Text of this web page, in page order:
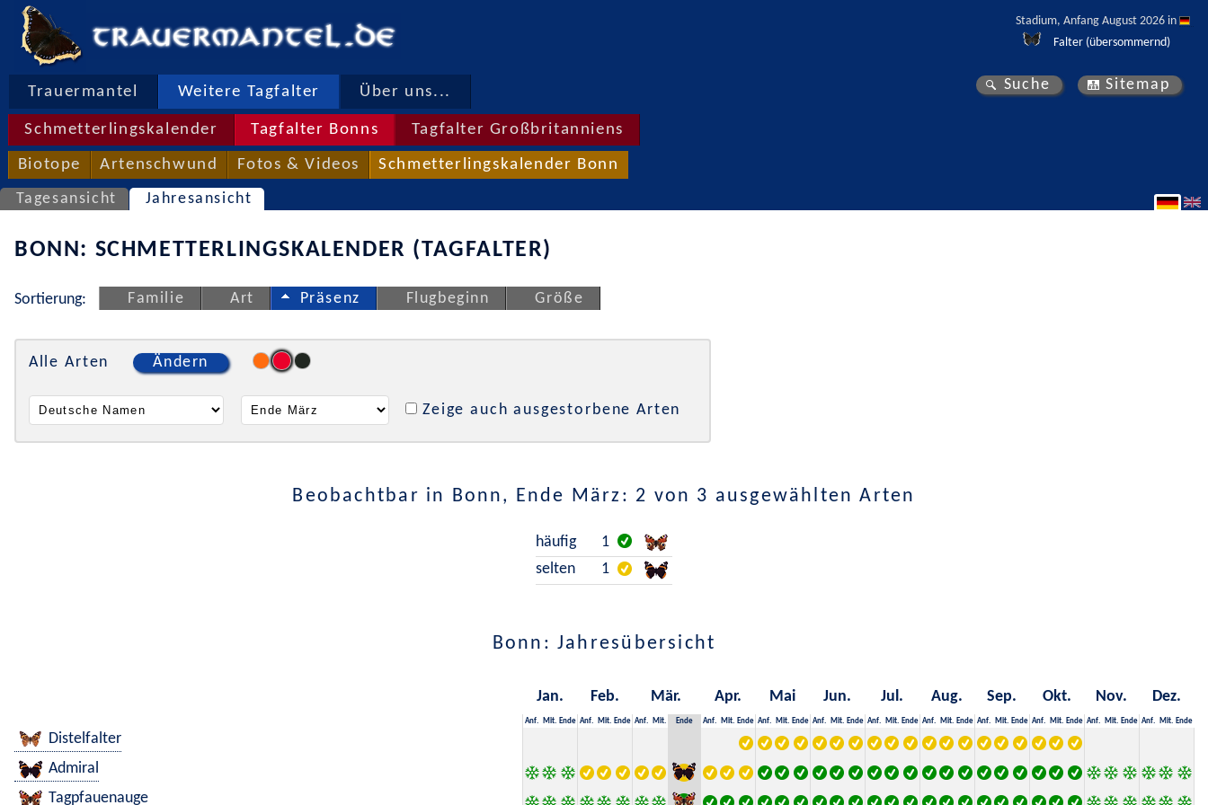
Stadium, Anfang August 2026 in
Falter (übersommernd)
Trauermantel Weitere Tagfalter Über uns...
Schmetterlingskalender Tagfalter Bonns Tagfalter Großbritanniens
Biotope Artenschwund Fotos & Videos Schmetterlingskalender Bonn
Suche Sitemap
Tagesansicht Jahresansicht
BONN: SCHMETTERLINGSKALENDER (TAGFALTER)
Sortierung: Familie Art Präsenz Flugbeginn Größe
Alle Arten Ändern
Zeige auch ausgestorbene Arten
Beobachtbar in Bonn, Ende März: 2 von 3 ausgewählten Arten
häufig
1
selten
1
Bonn: Jahresübersicht
Jan. Feb. Mär. Apr. Mai Jun. Jul. Aug. Sep. Okt. Nov. Dez.
Anf. Mit. Ende Anf. Mit. Ende Anf. Mit. Ende Anf. Mit. Ende Anf. Mit. Ende Anf. Mit. Ende Anf. Mit. Ende Anf. Mit. Ende Anf. Mit. Ende Anf. Mit. Ende Anf. Mit. Ende Anf. Mit. Ende
Distelfalter
Admiral
Tagpfauenauge